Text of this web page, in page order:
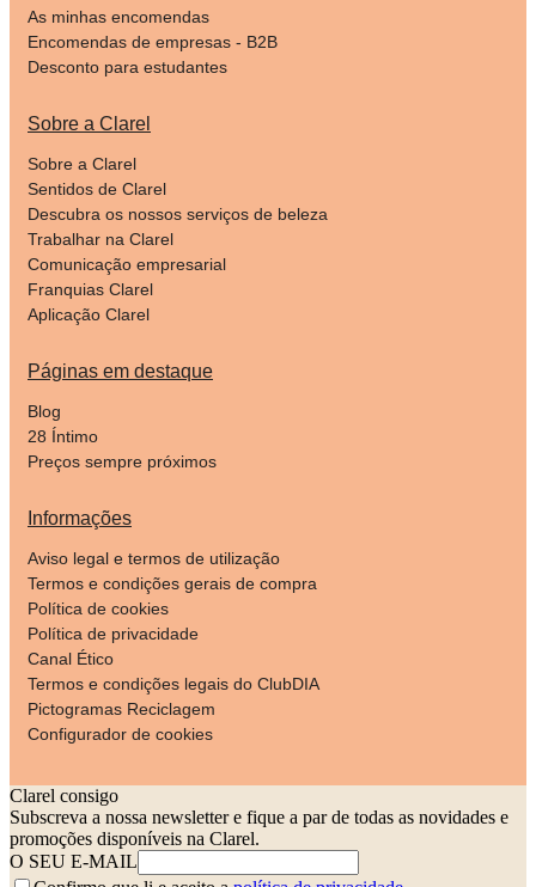
As minhas encomendas
Encomendas de empresas - B2B
Desconto para estudantes
Sobre a Clarel
Sobre a Clarel
Sentidos de Clarel
Descubra os nossos serviços de beleza
Trabalhar na Clarel
Comunicação empresarial
Franquias Clarel
Aplicação Clarel
Páginas em destaque
Blog
28 Íntimo
Preços sempre próximos
Informações
Aviso legal e termos de utilização
Termos e condições gerais de compra
Política de cookies
Política de privacidade
Canal Ético
Termos e condições legais do ClubDIA
Pictogramas Reciclagem
Configurador de cookies
Clarel consigo
Subscreva a nossa newsletter e fique a par de todas as novidades e
promoções disponíveis na Clarel.
O SEU E-MAIL